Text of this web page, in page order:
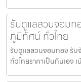
รับดูแลสวนจอม
ภูมิทัศน์ ทั่วไทย
รับดูแลสวนจอมทอง รั
ทั่วไทยราคาเป็นกันเอง